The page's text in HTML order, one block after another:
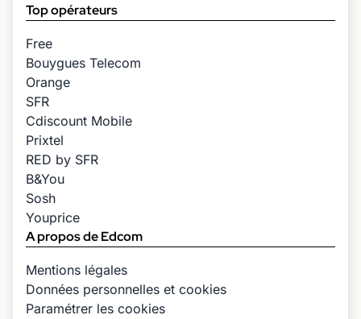
Top opérateurs
Free
Bouygues Telecom
Orange
SFR
Cdiscount Mobile
Prixtel
RED by SFR
B&You
Sosh
Youprice
A propos de Edcom
Mentions légales
Données personnelles et cookies
Paramétrer les cookies